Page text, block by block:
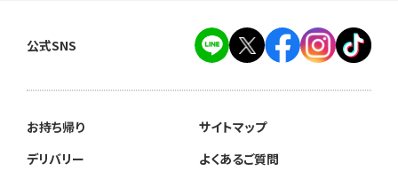
公式SNS
お持ち帰り
デリバリー
サイトマップ
よくあるご質問